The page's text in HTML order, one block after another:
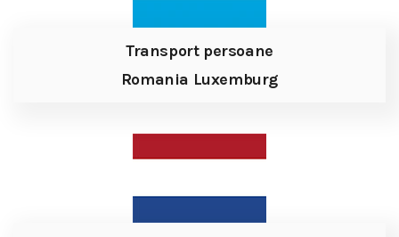
Transport persoane
Romania Luxemburg